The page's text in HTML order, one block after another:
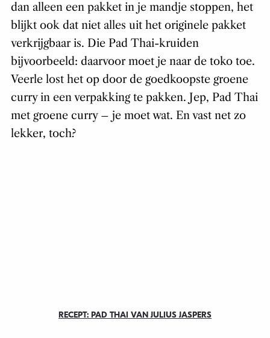
dan alleen een pakket in je mandje stoppen, het
blijkt ook dat niet alles uit het originele pakket
verkrijgbaar is. Die Pad Thai-kruiden
bijvoorbeeld: daarvoor moet je naar de toko toe.
Veerle lost het op door de goedkoopste groene
curry in een verpakking te pakken. Jep, Pad Thai
met groene curry – je moet wat. En vast net zo
lekker, toch?
RECEPT: PAD THAI VAN JULIUS JASPERS